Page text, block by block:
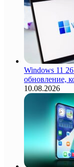
Windows 11
обновление,
10.08.2026